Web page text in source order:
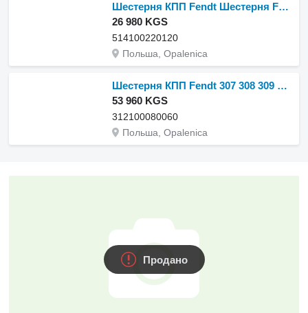
Шестерня КПП Fendt Шестерня Favorit 514, артикул 514100220120 для трактора колесного Fendt Favorit 514
26 980 KGS
514100220120
Польша, Opalenica
Шестерня КПП Fendt 307 308 309 310 311 312 Цилиндрическая шестерня 312100080060 для трактора колесного Fendt 307 ,308, 309, 310, 311, 312
53 960 KGS
312100080060
Польша, Opalenica
Продано